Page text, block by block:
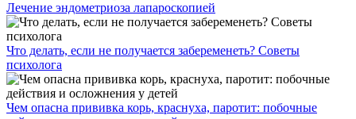
Лечение эндометриоза лапароскопией
Что делать, если не получается забеременеть? Советы
психолога
Чем опасна прививка корь, краснуха, паротит: побочные